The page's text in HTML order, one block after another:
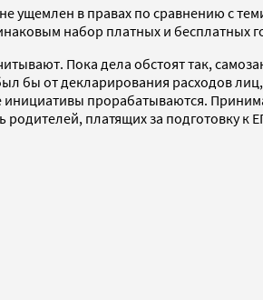
ущемлен в правах по сравнению с
набор платных и бесплатных
Пока дела обстоят так,
бы от декларирования расходов
прорабатываются.
платящих за подготовку к